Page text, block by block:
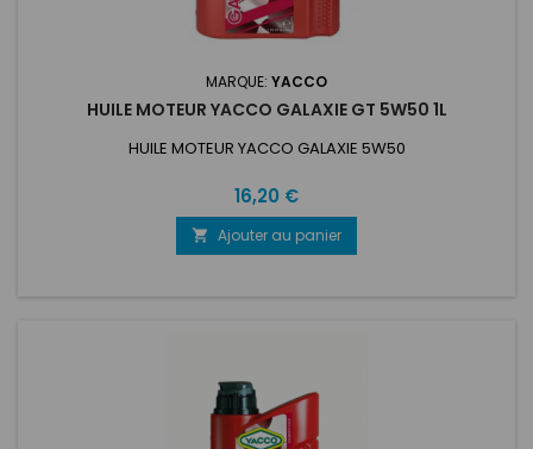
MARQUE: YACCO
HUILE MOTEUR YACCO GALAXIE GT 5W50 1L
HUILE MOTEUR YACCO GALAXIE 5W50
Prix
16,20 €
 Ajouter au panier